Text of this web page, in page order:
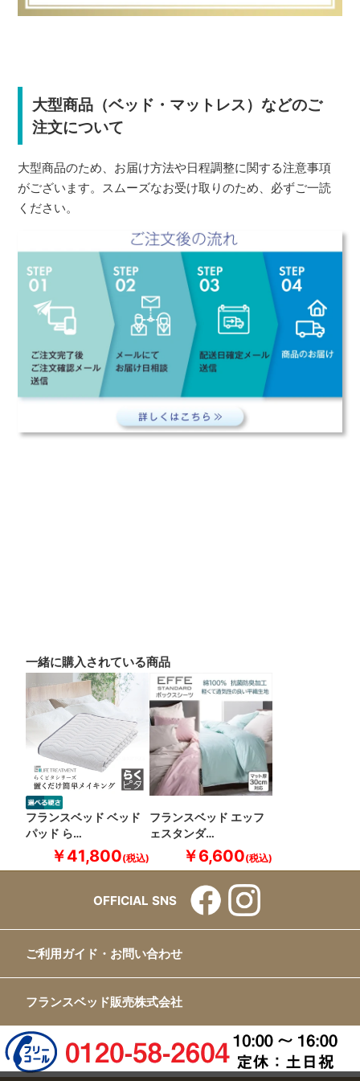
大型商品（ベッド・マットレス）などのご
注文について
大型商品のため、お届け方法や日程調整に関する注意事項
がございます。スムーズなお受け取りのため、必ずご一読
ください。
一緒に購入されている商品
フランスベッド ベッド
パッド ら…
￥41,800
フランスベッド エッフ
ェスタンダ…
￥6,600
OFFICIAL SNS
ご利用ガイド・お問い合わせ
フランスベッド販売株式会社